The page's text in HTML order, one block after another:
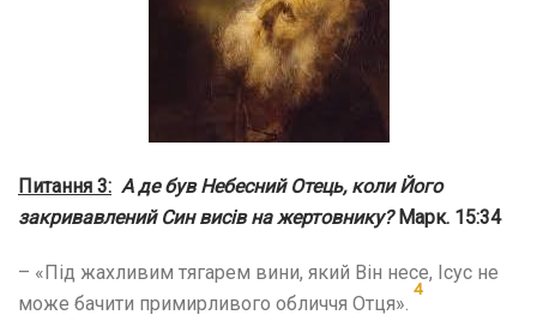
Питання 3: А де був Небесний Отець, коли Його
закривавлений Син висів на жертовнику? Марк. 15:34
– «Під жахливим тягарем вини, який Він несе, Ісус не
може бачити примирливого обличчя Отця».
4